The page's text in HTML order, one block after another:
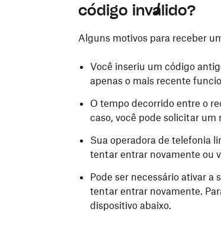
código inválido?
Alguns motivos para receber
Você inseriu um código
apenas o mais recente
O tempo decorrido entre o
caso, você pode solicitar um
Sua operadora de telefonia
tentar entrar novamente ou
Pode ser necessário ativar
tentar entrar novamente.
dispositivo abaixo.